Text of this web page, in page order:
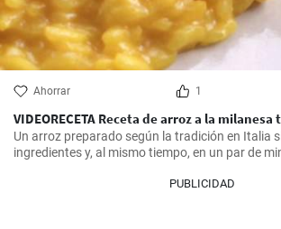
Ahorrar 1
VIDEORECETA Receta de arroz a la
Un arroz preparado según la tradición en Italia
ingredientes y, al mismo tiempo, en un par de
PUBLICIDAD